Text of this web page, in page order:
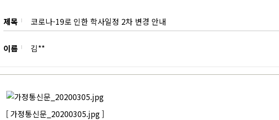
제목 코로나-19로 인한 학사일정 2차 변경 안내
이름 김**
[ 가정통신문_20200305.jpg ]